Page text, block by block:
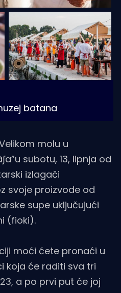
batana
molu u
subotu, 13, lipnja od
izlagači
svoje proizvode od
supe uključujući
(fioki).
moći ćete pronaći u
koja će raditi sva tri
a po prvi put će joj